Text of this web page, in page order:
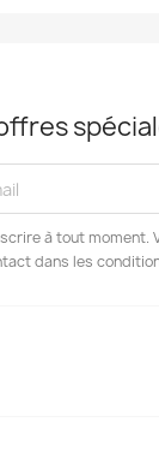
à tout moment.
dans les